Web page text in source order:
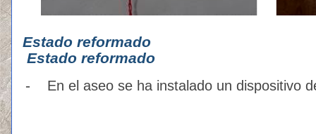
Estado
Estado reformado
-
En el aseo se ha instalado un dispositivo